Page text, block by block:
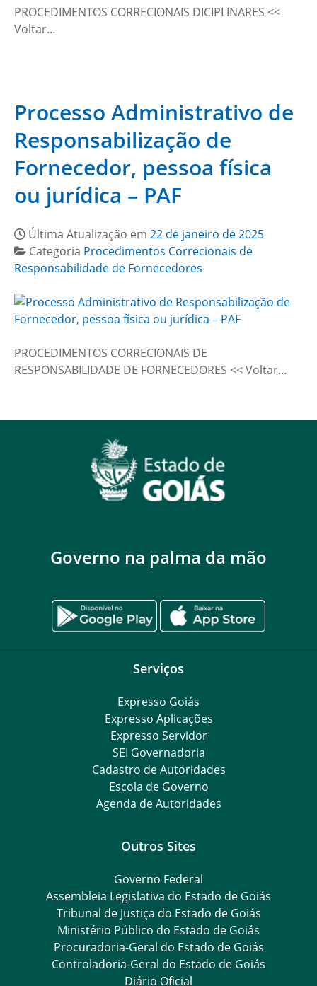
PROCEDIMENTOS CORRECIONAIS DICIPLINARES <<
Voltar…
Processo Administrativo de
Responsabilização de
Fornecedor, pessoa física
ou jurídica – PAF
Última Atualização em 22 de janeiro de 2025
Categoria Procedimentos Correcionais de
Responsabilidade de Fornecedores
PROCEDIMENTOS CORRECIONAIS DE
RESPONSABILIDADE DE FORNECEDORES << Voltar…
Governo na palma da mão
Serviços
Expresso Goiás
Expresso Aplicações
Expresso Servidor
SEI Governadoria
Cadastro de Autoridades
Escola de Governo
Agenda de Autoridades
Outros Sites
Governo Federal
Assembleia Legislativa do Estado de Goiás
Tribunal de Justiça do Estado de Goiás
Ministério Público do Estado de Goiás
Procuradoria-Geral do Estado de Goiás
Controladoria-Geral do Estado de Goiás
Diário Oficial